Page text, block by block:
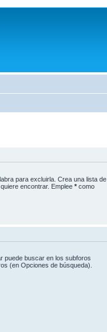
para excluirla. Crea una lista de
encontrar. Emplee * como
puede buscar en los subforos
(en Opciones de búsqueda).